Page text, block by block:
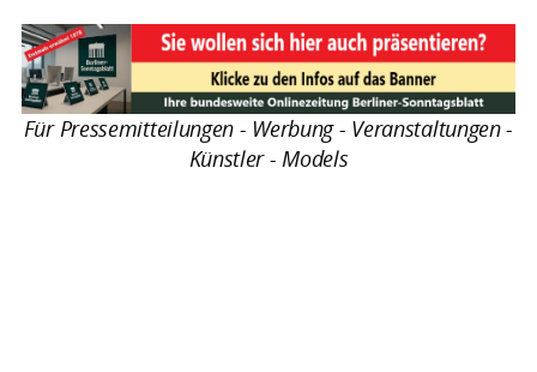
Für Pressemitteilungen - Werbung - Veranstaltungen -
Künstler - Models